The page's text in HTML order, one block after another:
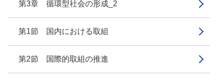
第3章 循環型社会の形成_2
第1節 国内における取組
第2節 国際的取組の推進